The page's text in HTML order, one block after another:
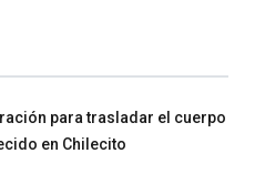
para trasladar el cuerpo
en Chilecito